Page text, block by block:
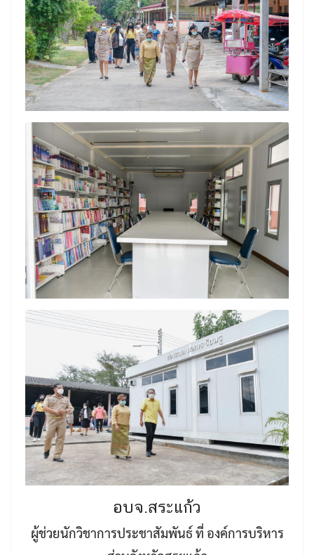
อบจ.สระแก้ว
ผู้ช่วยนักวิชาการประชาสัมพันธ์ ที่ องค์การบริหาร